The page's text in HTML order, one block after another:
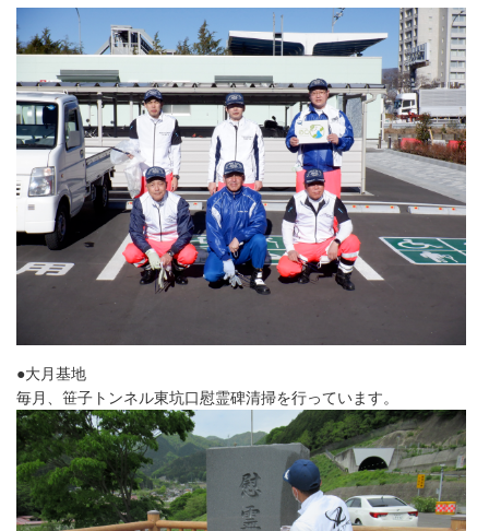
●大月基地
毎月、笹子トンネル東坑口慰霊碑清掃を行っています。